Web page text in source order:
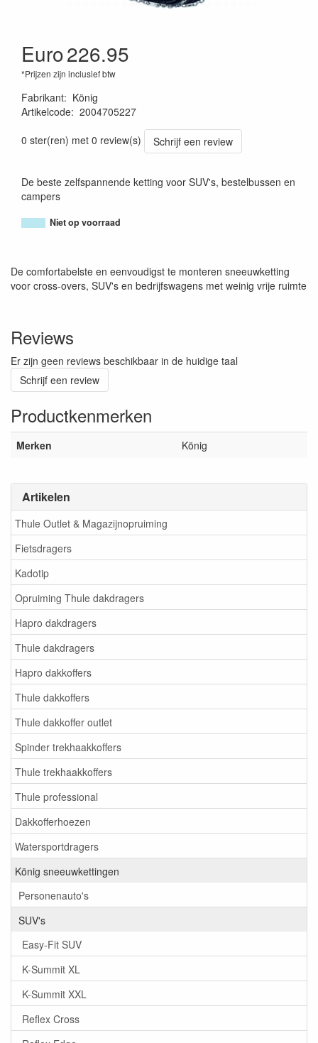
Artikelen
Thule Outlet & Magazijnopruiming
Fietsdragers
Kadotip
Opruiming Thule dakdragers
Hapro dakdragers
Thule dakdragers
Hapro dakkoffers
Thule dakkoffers
Thule dakkoffer outlet
Spinder trekhaakkoffers
Thule trekhaakkoffers
Thule professional
Dakkofferhoezen
Watersportdragers
König sneeuwkettingen
Personenauto's
SUV's
Easy-Fit SUV
K-Summit XL
K-Summit XXL
Reflex Cross
Euro226.95
*Prijzen zijn inclusief btw
Fabrikant: König
Artikelcode: 2004705227
0 ster(ren) met 0 review(s)
Schrijf een review
De beste zelfspannende ketting voor SUV's, bestelbussen en
campers
Niet op voorraad
De comfortabelste en eenvoudigst te monteren sneeuwketting
voor cross-overs, SUV's en bedrijfswagens met weinig vrije ruimte
Reviews
Er zijn geen reviews beschikbaar in de huidige taal
Schrijf een review
Productkenmerken
Merken König